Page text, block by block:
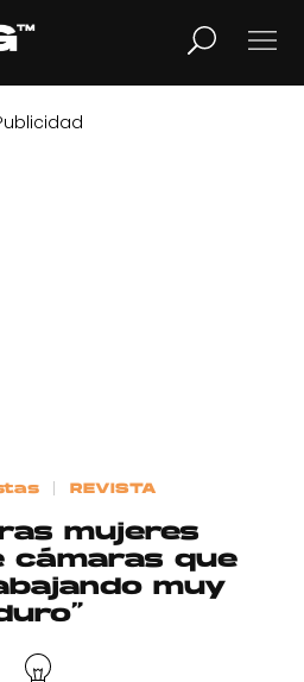
LIFESTYLE
Publicidad
Contacto
REVISTA
mujeres
cámaras que
muy